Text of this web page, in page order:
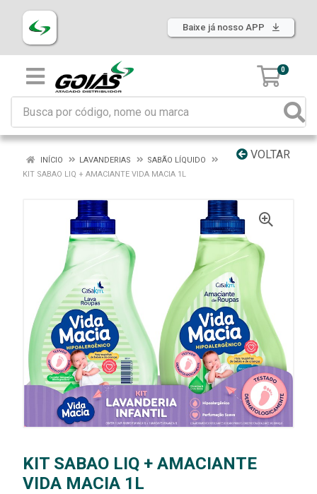
Baixe já nosso APP
0
VOLTAR
INÍCIO LAVANDERIAS
SABÃO LÍQUIDO
KIT SABAO LIQ + AMACIANTE VIDA MACIA 1L
KIT SABAO LIQ + AMACIANTE
VIDA MACIA 1L